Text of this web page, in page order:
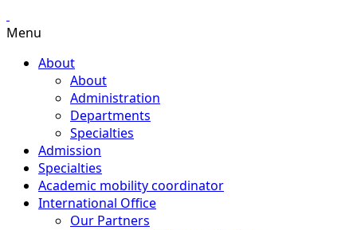
Menu
About
About
Administration
Departments
Specialties
Admission
Specialties
Academic mobility coordinator
International Office
Our Partners